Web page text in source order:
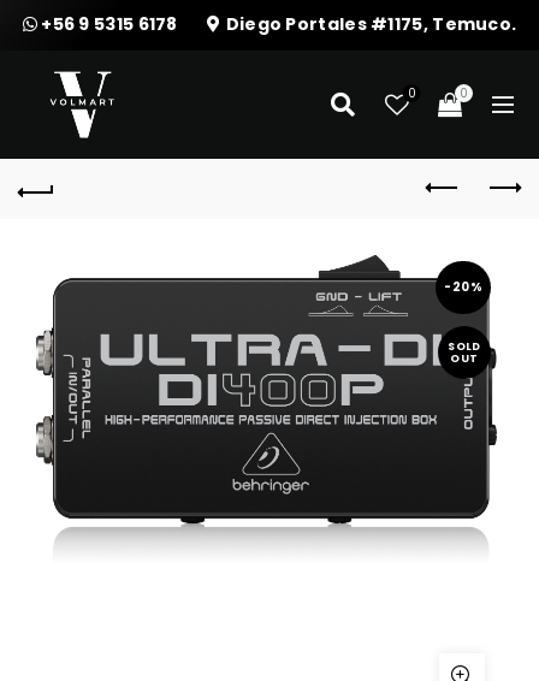
+56 9 5315 6178 Diego Portales #1175, Temuco.
0 0
-20%
SOLD
OUT